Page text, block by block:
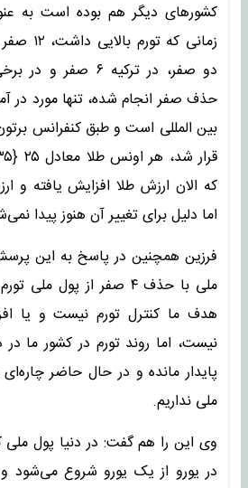
کشورهای دیگر هم بوده است به
زمانی
دو صفر، در ترکیه ۶
حذف صفر انجام شده، تنها مورد در
که الان ارزش طلا افزایش یافته و
اما دلیل برای تغییر آن هنوز پیدا
فرزین همچنین در پاسخ به این
ملی با حذف ۴ صفر از پول
هدف ما کنترل تورم نیست و یا
پایدار مانده و در حال حاضر
ملی نداریم.
وی این را هم گفت: در دنیا پول ملی